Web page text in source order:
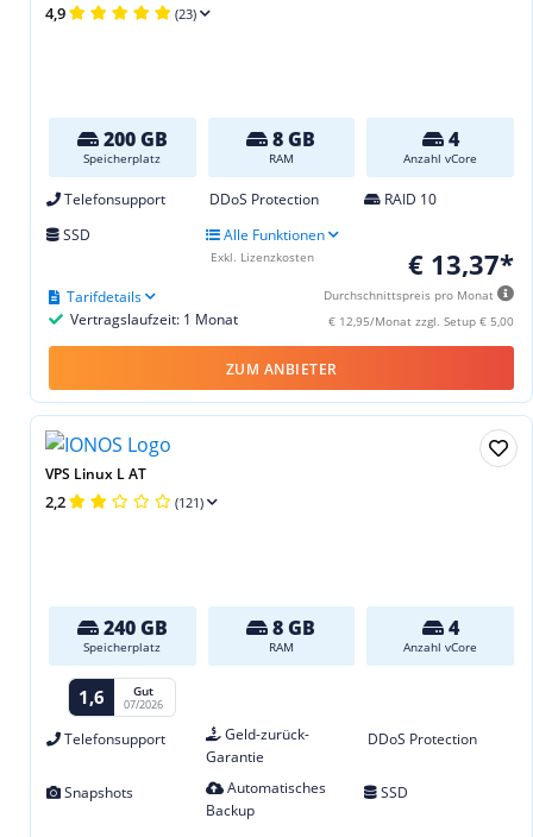
4,9 (23)
200 GB
Speicherplatz
8 GB
RAM
4
Anzahl vCore
Telefonsupport DDoS Protection
RAID 10
SSD
Alle Funktionen
€ 13,37*
Durchschnittspreis pro Monat
€ 12,95/Monat zzgl. Setup € 5,00
Vertragslaufzeit: 1 Monat
Tarifdetails
Exkl. Lizenzkosten
ZUM ANBIETER
VPS Linux L AT
2,2 (121)
240 GB
Speicherplatz
8 GB
RAM
4
Anzahl vCore
1,6 Gut
07/2026
Telefonsupport
Geld-zurück-
Garantie
DDoS Protection
Snapshots
Automatisches
Backup
SSD